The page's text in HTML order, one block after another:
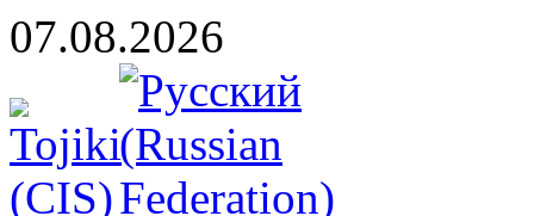
07.08.2026